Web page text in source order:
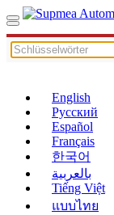
English
Русский
Español
Français
한국어
بالعربية
Tiếng Việt
แบบไทย